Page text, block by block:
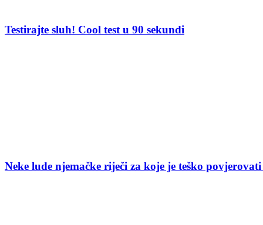
Testirajte sluh! Cool test u 90 sekundi
Neke lude njemačke riječi za koje je teško